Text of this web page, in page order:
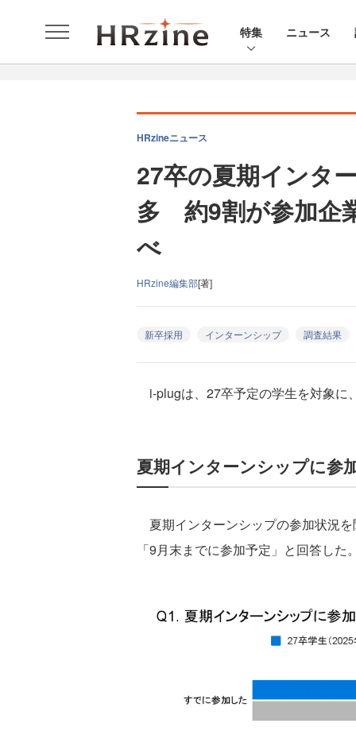
特集 ニュース
HRzineニュース
27卒の夏期インタ
多 約9割が参加企
べ
HRzine編集部[著]
新卒採用 インターンシップ 調査結果
i-plugは、27卒予定の学生を対象に
夏期インターンシップに参
夏期インターンシップの参加状況
「9月末までに参加予定」と回答した